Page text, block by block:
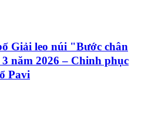
Giải leo núi "Bước chân
năm 2026 – Chinh phục
Pavi